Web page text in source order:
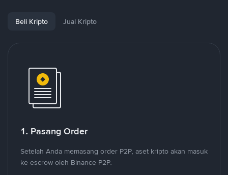
Beli Kripto Jual Kripto
1. Pasang Order
Setelah Anda memasang order P2P, aset kripto akan masuk
ke escrow oleh Binance P2P.